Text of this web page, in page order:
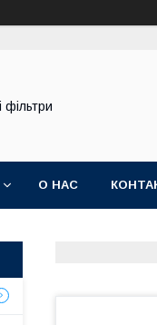
фільтри
О НАС